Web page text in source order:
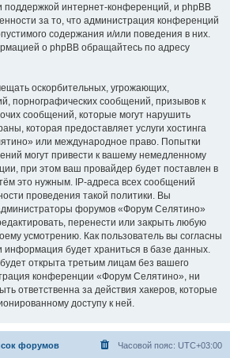
поддержкой интернет-конференций, и phpBB
за то, что администрация конференций
содержания и/или поведения в них.
о phpBB обращайтесь по адресу
оскорбительных, угрожающих,
порнографических сообщений, призывов к
сообщений, которые могут нарушить
которая предоставляет услуги хостинга
или международное право. Попытки
могут привести к вашему немедленному
при этом ваш провайдер будет поставлен в
это нужным. IP-адреса всех сообщений
проведения такой политики. Вы
форумов «Форум Селятино»
перенести или закрыть любую
усмотрению. Как пользователь вы согласны
информация будет храниться в базе данных.
открыта третьим лицам без вашего
конференции «Форум Селятино», ни
ответственна за действия хакеров, которые
доступу к ней.
форумов Часовой пояс: UTC+03:00